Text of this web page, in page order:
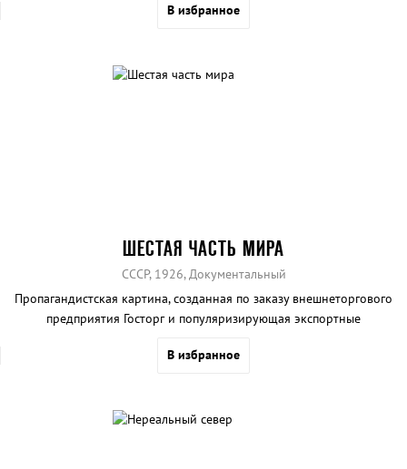
Даль, поющий голосом Анофриева, заснеженные равнины и
В избранное
ШЕСТАЯ ЧАСТЬ МИРА
СССР, 1926, Документальный
Пропагандистская картина, созданная по заказу внешнеторгового
предприятия Госторг и популяризирующая экспортные
В избранное